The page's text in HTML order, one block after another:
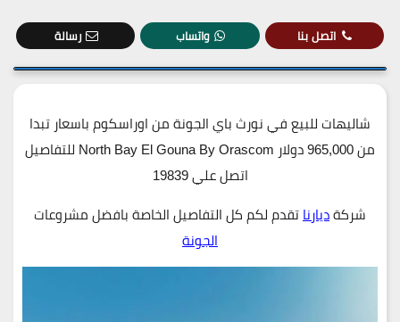
اتصل بنا واتساب رسالة
شاليهات للبيع في نورث باي الجونة من اوراسكوم باسعار تبدا
من 965,000 دولار North Bay El Gouna By Orascom للتفاصيل
اتصل علي 19839
شركةديارناتقدم لكم كل التفاصيل الخاصة بافضل مشروعات
الجونة